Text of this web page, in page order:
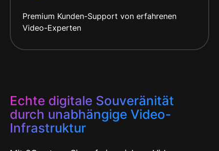
Premium Kunden-Support von erfahrenen
Video-Experten
Echte digitale Souveränität
durch unabhängige Video-
Infrastruktur